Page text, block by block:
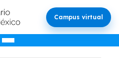
Campus virtual